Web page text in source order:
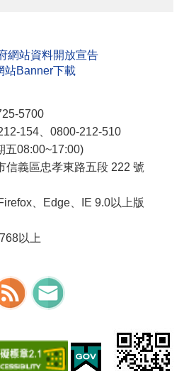
網站資料開放宣告
站Banner下載
5700
154、0800-212-510
五08:00~17:00)
信義區忠孝東路五段 222 號
、Edge、IE 9.0以上版
以上